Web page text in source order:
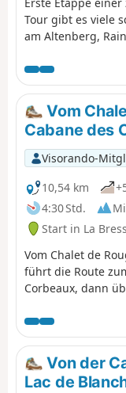
Tour gibt es viele
am Altenberg,
Gämsen am Ziel.
Vom
Cabane des
Visorando-
10,54 km
4:30 Std.
Start in La
Vom Chalet de
führt die Route
Corbeaux, dann
und zum Mont
bis zur Chaume
ihrer Hütte.
Von der
Lac de